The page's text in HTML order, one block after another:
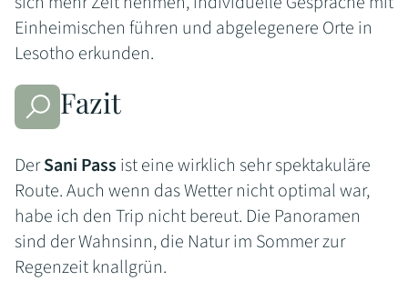
Einheimischen führen und abgelegenere Orte in
Lesotho erkunden.
Fazit
DerSani Pass ist eine wirklich sehr spektakuläre
Route. Auch wenn das Wetter nicht optimal war,
habe ich den Trip nicht bereut. Die Panoramen
sind der Wahnsinn, die Natur im Sommer zur
Regenzeit knallgrün.